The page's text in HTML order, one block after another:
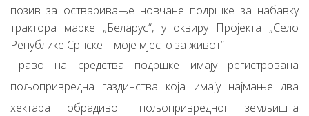
позив за остваривање новчане подршке за набавку
трактора марке „Беларус“, у оквиру Пројекта „Село
Републике Српске – моје мјесто за живот“
Право на средства подршке имају регистрована
пољопривредна газдинства која имају најмање два
хектара обрадивог пољопривредног земљишта